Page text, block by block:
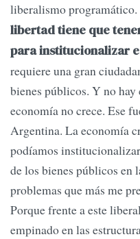
liberalismo programático.
libertad tiene que
para institucionalizar
requiere una gran
bienes públicos. Y no
economía no crece. Ese
Argentina. La economía
podíamos
de los bienes públicos en
problemas que más me
Porque frente a este
empinado en las